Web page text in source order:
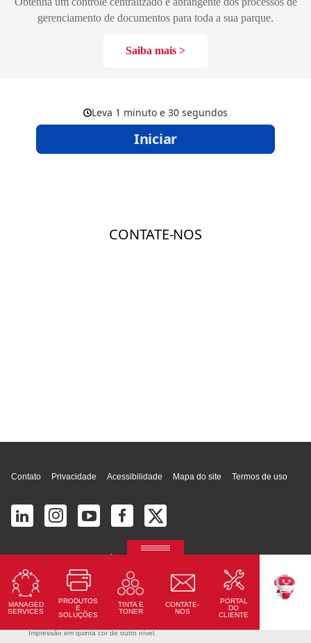
gerenciamento de documentos para toda a sua parque.
Saiba mais
MANAGED
SERVICES
PRODUTOS
E
SOLUÇÕES
TINTA E
TONER
CONTATE-
NOS
PORTAL
DO
CLIENTE
Impressão em quinta cor de outro nível.
Contato Privacidade Acessibilidade Mapa do site Termos de uso
© 2026 Ricoh América Latina, Inc. Todos os direitos reservados.